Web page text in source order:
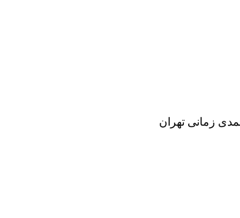
زمانی تهران